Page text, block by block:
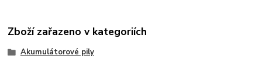
Zboží zařazeno v kategoriích
Akumulátorové pily